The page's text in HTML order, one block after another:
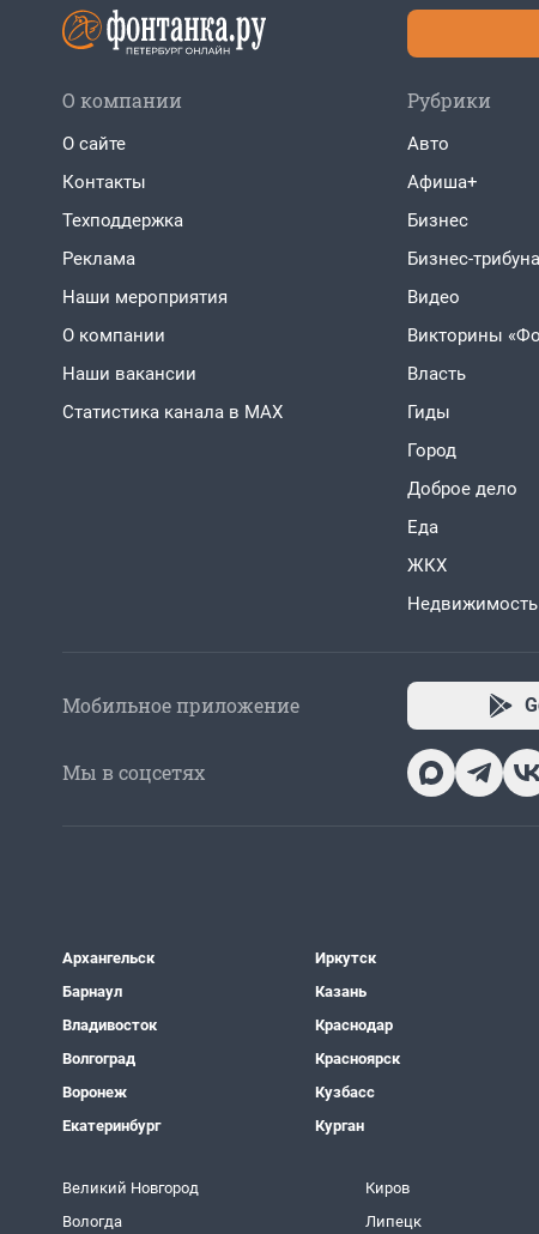
О компании
О сайте
Контакты
Техподдержка
Реклама
Наши мероприятия
О компании
Наши вакансии
Статистика канала в MAX
Рубрики
Авто
Афиша+
Бизнес
Бизнес-трибуна
Видео
Викторины
Власть
Гиды
Город
Доброе дело
Еда
ЖКХ
Недвижимость
Мобильное приложение
Мы в соцсетях
Архангельск
Барнаул
Владивосток
Волгоград
Воронеж
Екатеринбург
Иркутск
Казань
Краснодар
Красноярск
Кузбасс
Курган
Великий Новгород
Вологда
Киров
Липецк